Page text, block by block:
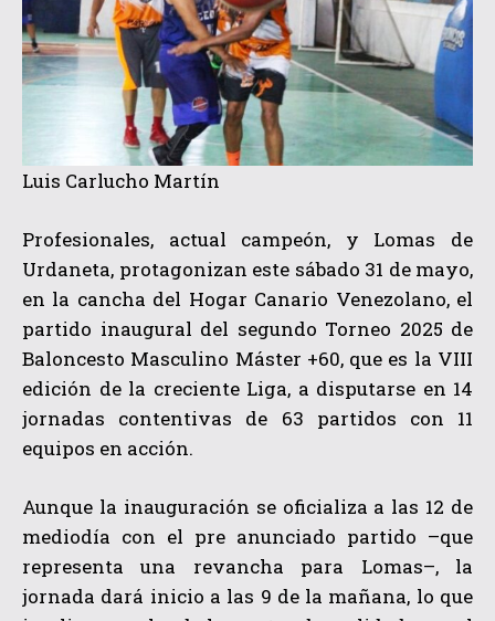
Luis Carlucho Martín
Profesionales, actual campeón, y Lomas de
Urdaneta, protagonizan este sábado 31 de mayo,
en la cancha del Hogar Canario Venezolano, el
partido inaugural del segundo Torneo 2025 de
Baloncesto Masculino Máster +60, que es la VIII
edición de la creciente Liga, a disputarse en 14
jornadas contentivas de 63 partidos con 11
equipos en acción.
Aunque la inauguración se oficializa a las 12 de
mediodía con el pre anunciado partido –que
representa una revancha para Lomas–, la
jornada dará inicio a las 9 de la mañana, lo que